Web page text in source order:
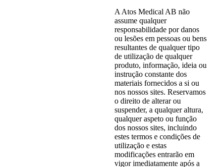
A Atos Medical AB não
assume qualquer
responsabilidade por danos
ou lesões em pessoas ou bens
resultantes de qualquer tipo
de utilização de qualquer
produto, informação, ideia ou
instrução constante dos
materiais fornecidos a si ou
nos nossos sites. Reservamos
o direito de alterar ou
suspender, a qualquer altura,
qualquer aspeto ou função
dos nossos sites, incluindo
estes termos e condições de
utilização e estas
modificações entrarão em
vigor imediatamente após a